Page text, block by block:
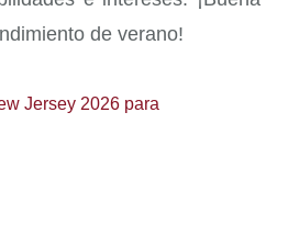
de verano!